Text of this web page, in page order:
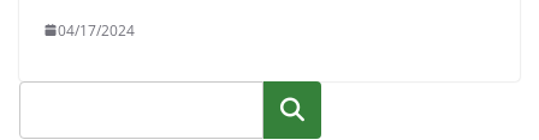
04/17/2024
Cari